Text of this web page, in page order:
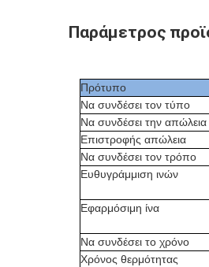
Παράμετρος
Πρότυπο
Να συνδέσει τον τύπο
Να συνδέσει την απώλεια
Επιστροφής απώλεια
Να συνδέσει τον τρόπο
Ευθυγράμμιση ινών
Εφαρμόσιμη ίνα
Να συνδέσει το χρόνο
Χρόνος θερμότητας